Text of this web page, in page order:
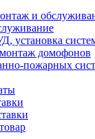
и
установка
домофонов
пожарных